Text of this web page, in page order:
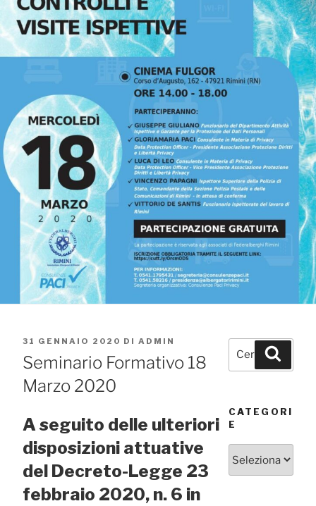
PUBBLICATO
IL
31 GENNAIO 2020 DI ADMIN
Seminario Formativo 18
Marzo 2020
A seguito delle ulteriori
disposizioni attuative
del Decreto-Legge 23
febbraio 2020, n. 6 in
Cerca:
CATEGORI
E